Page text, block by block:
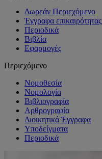
Δωρεάν Περιεχόμενο
Έγγραφα επικαιρότητας
Περιοδικά
Βιβλία
Εφαρμογές
Περιεχόμενο
Νομοθεσία
Νομολογία
Βιβλιογραφία
Αρθρογραφία
Διοικητικά Έγγραφα
Υποδείγματα
Περιοδικά